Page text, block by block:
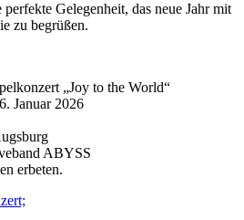
Gelegenheit, das neue Jahr mit
zu begrüßen.
„Joy to the World“
Januar 2026
ABYSS
erbeten.